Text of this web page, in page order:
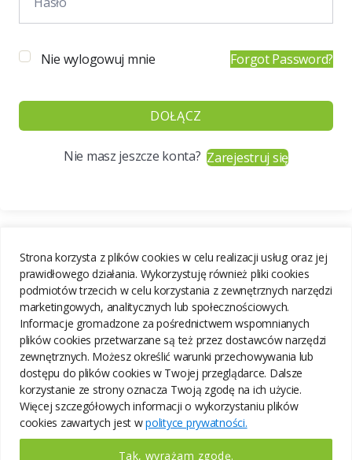
Strona korzysta z plików cookies w celu realizacji usług oraz jej
prawidłowego działania. Wykorzystuję również pliki cookies
podmiotów trzecich w celu korzystania z zewnętrznych narzędzi
marketingowych, analitycznych lub społecznościowych.
Informacje gromadzone za pośrednictwem wspomnianych
plików cookies przetwarzane są też przez dostawców narzędzi
zewnętrznych. Możesz określić warunki przechowywania lub
dostępu do plików cookies w Twojej przeglądarce. Dalsze
korzystanie ze strony oznacza Twoją zgodę na ich użycie.
Więcej szczegółowych informacji o wykorzystaniu plików
cookies zawartych jest wpolityce prywatności.
Tak, wyrażam zgodę.
Nie wylogowuj mnie Forgot Password?
DOŁĄCZ
Nie masz jeszcze konta?Zarejestruj się